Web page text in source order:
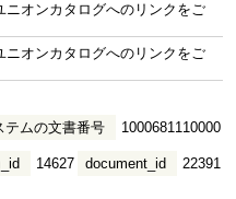
ニオンカタログへのリンクをご
ニオンカタログへのリンクをご
テムの文書番号 1000681110000
document_id 22391
14627